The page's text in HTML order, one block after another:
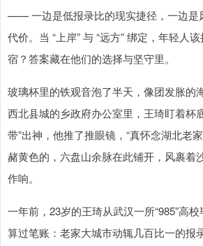
—— 一边是低报录比的现实捷径，一边是
代价。当 “上岸” 与 “远方” 绑定，年轻人
宿？答案藏在他们的选择与坚守里。
玻璃杯里的铁观音泡了半天，像团发胀的
西北县城的乡政府办公室里，王琦盯着杯
带”出神，他推了推眼镜，“真怀念湖北老
赭黄色的，六盘山余脉在此铺开，风裹着
作响。
一年前，23岁的王琦从武汉一所“985”高
算过笔账：老家大城市动辄几百比一的报